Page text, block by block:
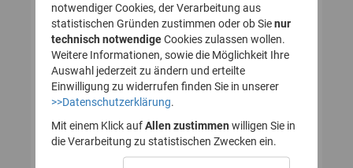
Eintragungen in anderen Registern, wie
beispielsweise dem Handels- oder
Vereinsregister, ergaben. Mit den
Gesetzesänderungen zum 01.08.2021 und
dem Wegfall der sog. Mitteilungsfiktion
wurde das deutsche Transparenzregister zum
Vollregister umgewandelt. Dies hat für
transparenzpflichtige Rechtseinheiten, die
sich zunächst auf die Mitteilungsfiktion des
notwendiger Cookies, der Verarbeitung aus
statistischen Gründen zustimmen oder ob Sienur
technisch notwendigeCookies zulassen wollen.
Weitere Informationen, sowie die Möglichkeit Ihre
Auswahl jederzeit zu ändern und erteilte
Einwilligung zu widerrufen finden Sie in unserer
>>Datenschutzerklärung
Mit einem Klick auf Allen zustimmen willigen Sie in
die Verarbeitung zu statistischen Zwecken ein.